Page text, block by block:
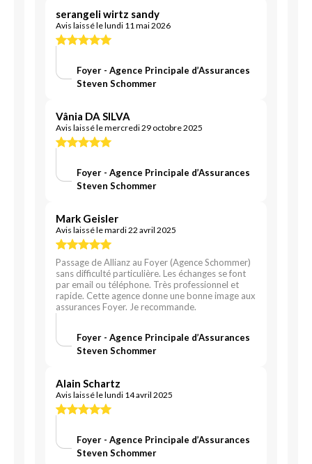
serangeli wirtz sandy
Avis laissé le lundi 11 mai 2026
Foyer - Agence Principale d’Assurances
Steven Schommer
Vânia DA SILVA
Avis laissé le mercredi 29 octobre 2025
Foyer - Agence Principale d’Assurances
Steven Schommer
Mark Geisler
Avis laissé le mardi 22 avril 2025
Passage de Allianz au Foyer (Agence Schommer)
sans difficulté particulière. Les échanges se font
par email ou téléphone. Très professionnel et
rapide. Cette agence donne une bonne image aux
assurances Foyer. Je recommande.
Foyer - Agence Principale d’Assurances
Steven Schommer
Alain Schartz
Avis laissé le lundi 14 avril 2025
Foyer - Agence Principale d’Assurances
Steven Schommer